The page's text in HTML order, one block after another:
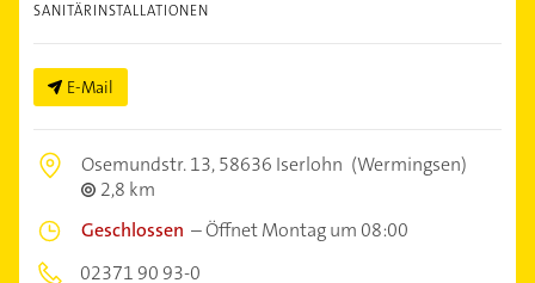
SANITÄRINSTALLATIONEN
E-Mail
Osemundstr. 13,58636 Iserlohn (Wermingsen)
2,8 km
Geschlossen –Öffnet Montag um 08:00
02371 90 93-0